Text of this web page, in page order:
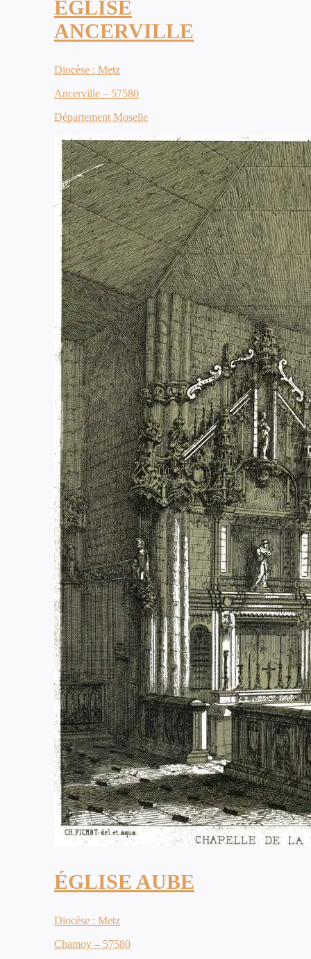
ÉGLISE
ANCERVILLE
Diocèse : Metz
Ancerville – 57580
Département Moselle
ÉGLISE AUBE
Diocèse : Metz
Chamoy – 57580